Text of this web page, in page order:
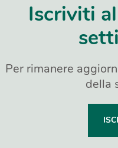
Iscriviti
Per rimanere
della